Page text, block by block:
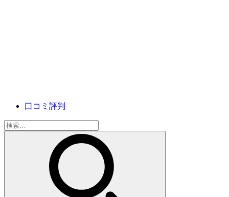
口コミ評判
検
索: